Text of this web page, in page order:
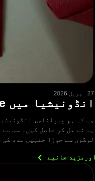
27 اپریل 2026
انڈونیشیا میں Olymptrade کا فلاحی مشن: خلاصہ
جب کہ ہم چیپاناس،
لوگوں سے جوڑا جنہیں مدد کی
اورمزید جانیے